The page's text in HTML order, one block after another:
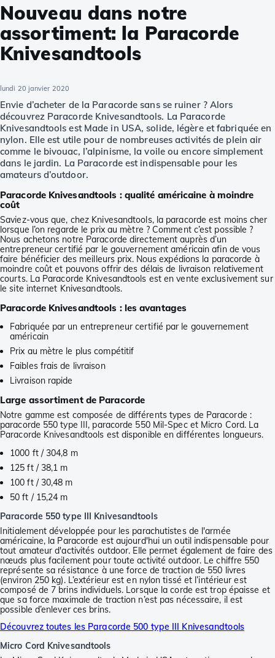
Nouveau dans notre
assortiment: la Paracorde
Knivesandtools
lundi 20 janvier 2020
Envie d’acheter de la Paracorde sans se ruiner ? Alors
découvrez Paracorde Knivesandtools. La Paracorde
Knivesandtools est Made in USA, solide, légère et fabriquée en
nylon. Elle est utile pour de nombreuses activités de plein air
comme le bivouac, l’alpinisme, la voile ou encore simplement
dans le jardin. La Paracorde est indispensable pour les
amateurs d’outdoor.
Paracorde Knivesandtools : qualité américaine à moindre
coût
Saviez-vous que, chez Knivesandtools, la paracorde est moins cher
lorsque l’on regarde le prix au mètre ? Comment c’est possible ?
Nous achetons notre Paracorde directement auprès d’un
entrepreneur certifié par le gouvernement américain afin de vous
faire bénéficier des meilleurs prix. Nous expédions la paracorde à
moindre coût et pouvons offrir des délais de livraison relativement
courts. La Paracorde Knivesandtools est en vente exclusivement sur
le site internet Knivesandtools.
Paracorde Knivesandtools : les avantages
Fabriquée par un entrepreneur certifié par le gouvernement
américain
Prix au mètre le plus compétitif
Faibles frais de livraison
Livraison rapide
Large assortiment de Paracorde
Notre gamme est composée de différents types de Paracorde :
paracorde 550 type III, paracorde 550 Mil-Spec et Micro Cord. La
Paracorde Knivesandtools est disponible en différentes longueurs.
1000 ft / 304,8 m
125 ft / 38,1 m
100 ft / 30,48 m
50 ft / 15,24 m
Paracorde 550 type III Knivesandtools
Initialement développée pour les parachutistes de l'armée
américaine, la Paracorde est aujourd'hui un outil indispensable pour
tout amateur d'activités outdoor. Elle permet également de faire des
nœuds plus facilement pour toute activité outdoor. Le chiffre 550
représente sa résistance à une force de traction de 550 livres
(environ 250 kg). L’extérieur est en nylon tissé et l’intérieur est
composé de 7 brins individuels. Lorsque la corde est trop épaisse et
que sa force maximale de traction n’est pas nécessaire, il est
possible d’enlever ces brins.
Découvrez toutes les Paracorde 500 type III Knivesandtools
Micro Cord Knivesandtools